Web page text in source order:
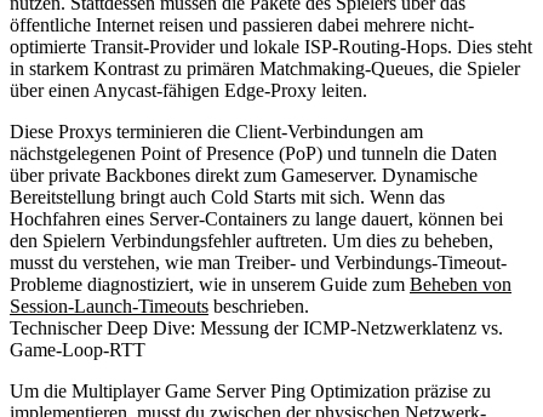
öffentliche Internet reisen und passieren dabei mehrere nicht-
optimierte Transit-Provider und lokale ISP-Routing-Hops. Dies steht
in starkem Kontrast zu primären Matchmaking-Queues, die Spieler
über einen Anycast-fähigen Edge-Proxy leiten.
Diese Proxys terminieren die Client-Verbindungen am
nächstgelegenen Point of Presence (PoP) und tunneln die Daten
über private Backbones direkt zum Gameserver. Dynamische
Bereitstellung bringt auch Cold Starts mit sich. Wenn das
Hochfahren eines Server-Containers zu lange dauert, können bei
den Spielern Verbindungsfehler auftreten. Um dies zu beheben,
musst du verstehen, wie man Treiber- und Verbindungs-Timeout-
Probleme diagnostiziert, wie in unserem Guide zum Beheben von
Session-Launch-Timeouts beschrieben.
Technischer Deep Dive: Messung der ICMP-Netzwerklatenz vs.
Game-Loop-RTT
Um die Multiplayer Game Server Ping Optimization präzise zu